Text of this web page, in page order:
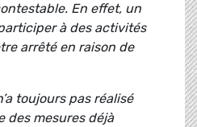
En effet, un
à des activités
arrêté en raison de
toujours pas réalisé
des mesures déjà